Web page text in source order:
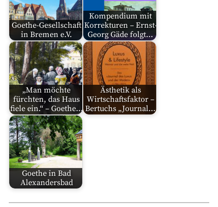
Goethe-Gesellschaft
in Bremen e.V.
Kompendium mit
Korrekturen – Ernst-
Georg Gäde folgt…
„Man möchte
fürchten, das Haus
fiele ein.“ – Goethe…
Ästhetik als
Wirtschaftsfaktor –
Bertuchs „Journal…
Goethe in Bad
Alexandersbad